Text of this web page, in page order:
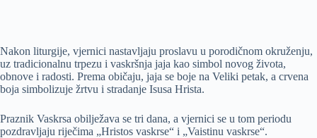
Nakon liturgije, vjernici nastavljaju proslavu u porodičnom okruženju,
uz tradicionalnu trpezu i vaskršnja jaja kao simbol novog života,
obnove i radosti. Prema običaju, jaja se boje na Veliki petak, a crvena
boja simbolizuje žrtvu i stradanje Isusa Hrista.
Praznik Vaskrsa obilježava se tri dana, a vjernici se u tom periodu
pozdravljaju riječima „Hristos vaskrse“ i „Vaistinu vaskrse“.